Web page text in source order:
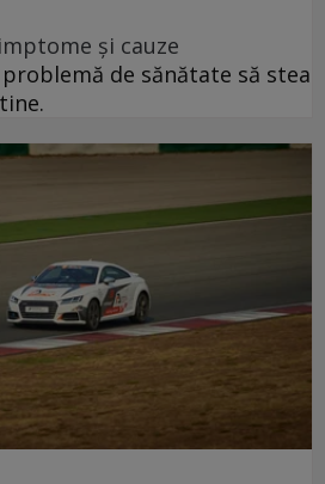
și cauze
de sănătate să stea